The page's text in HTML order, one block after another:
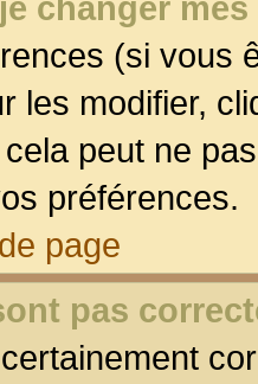
(si vous
les modifier,
peut ne
préférences.
page
pas